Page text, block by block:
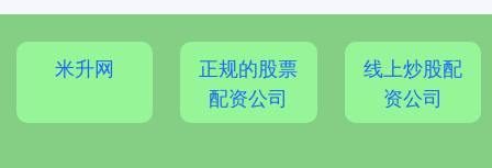
米升网
正规的股票
配资公司
线上炒股配
资公司